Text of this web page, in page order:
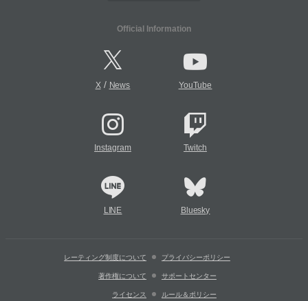
Official Information
X/ News YouTube
Instagram Twitch
LINE Bluesky
レーティング制度について プライバシーポリシー
著作権について サポートセンター
ライセンス ルール＆ポリシー